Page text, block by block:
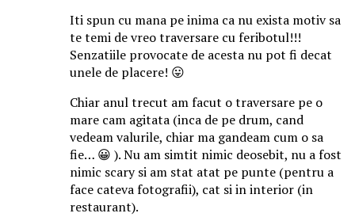
Iti spun cu mana pe inima ca nu exista motiv sa
te temi de vreo traversare cu feribotul!!!
Senzatiile provocate de acesta nu pot fi decat
unele de placere! 😛
Chiar anul trecut am facut o traversare pe o
mare cam agitata (inca de pe drum, cand
vedeam valurile, chiar ma gandeam cum o sa
fie… 😀 ). Nu am simtit nimic deosebit, nu a fost
nimic scary si am stat atat pe punte (pentru a
face cateva fotografii), cat si in interior (in
restaurant).